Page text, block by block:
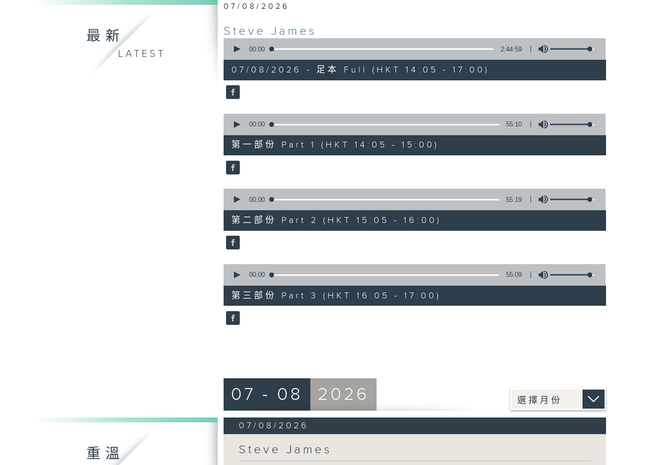
最新
LATEST
07/08/2026
Steve James
seconds
hours,
44
minutes,
59
90%
00:00 2:44:59
07/08/2026 - 足本 Full (HKT 14:05 - 17:00)
seconds
55
minutes,
10
seconds
90%
00:00 55:10
第一部份 Part 1 (HKT 14:05 - 15:00)
seconds
55
minutes,
19
seconds
90%
00:00 55:19
第二部份 Part 2 (HKT 15:05 - 16:00)
seconds
55
minutes,
9
seconds
90%
00:00 55:09
第三部份 Part 3 (HKT 16:05 - 17:00)
重溫
07 - 08 2026
07/08/2026
Steve James